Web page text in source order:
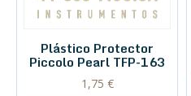
Plástico Protector
Piccolo Pearl TFP-163
1,75 €